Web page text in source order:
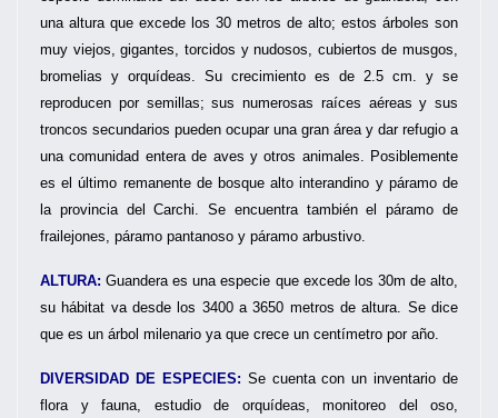
una altura que excede los 30 metros de alto; estos árboles son
muy viejos, gigantes, torcidos y nudosos, cubiertos de musgos,
bromelias y orquídeas. Su crecimiento es de 2.5 cm. y se
reproducen por semillas; sus numerosas raíces aéreas y sus
troncos secundarios pueden ocupar una gran área y dar refugio a
una comunidad entera de aves y otros animales. Posiblemente
es el último remanente de bosque alto interandino y páramo de
la provincia del Carchi. Se encuentra también el páramo de
frailejones, páramo pantanoso y páramo arbustivo.
ALTURA: Guandera es una especie que excede los 30m de alto,
su hábitat va desde los 3400 a 3650 metros de altura. Se dice
que es un árbol milenario ya que crece un centímetro por año.
DIVERSIDAD DE ESPECIES: Se cuenta con un inventario de
flora y fauna, estudio de orquídeas, monitoreo del oso,